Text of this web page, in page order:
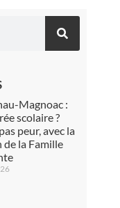
Magnoac :
scolaire ?
peur, avec la
de la Famille